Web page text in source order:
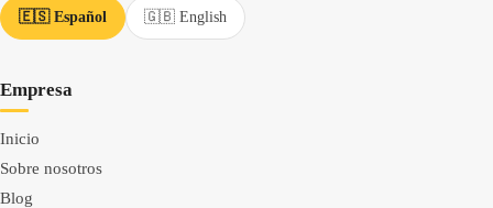
🇪🇸 Español 🇬🇧 English
Empresa
Inicio
Sobre nosotros
Blog